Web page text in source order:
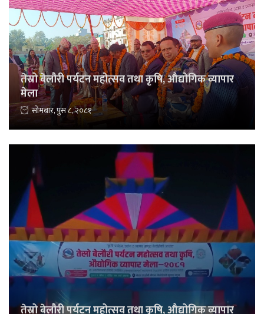
तेस्रो बेलौरी पर्यटन महोत्सव तथा कृषि, औद्योगिक व्यापार
मेला
सोमबार, पुस ८, २०८१